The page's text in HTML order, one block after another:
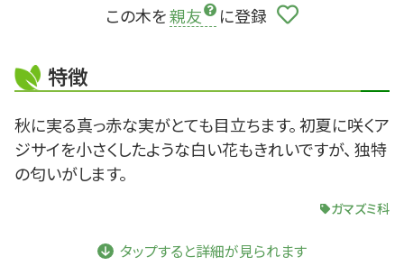
この木を親友 に登録
特徴
秋に実る真っ赤な実がとても目立ちます。 初夏に咲くア
ジサイを小さくしたような白い花もきれいですが、 独特
の匂いがします。
ガマズミ科
タップすると詳細が見られます